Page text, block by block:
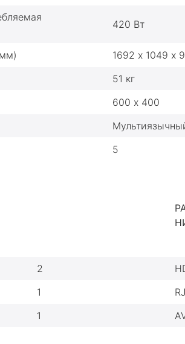
420 Вт
1692 х 1049 х
51 кг
600 х 400
5
2
1
1